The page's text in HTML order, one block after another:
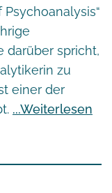
darüber spricht,
zu
einer der
Weiterlesen